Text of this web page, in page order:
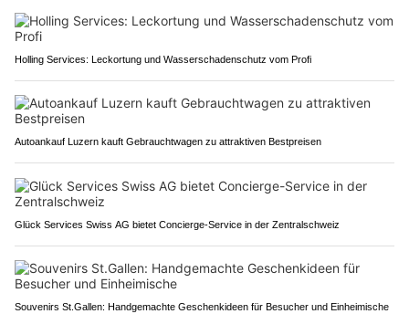
Holling Services: Leckortung und Wasserschadenschutz vom Profi
Autoankauf Luzern kauft Gebrauchtwagen zu attraktiven Bestpreisen
Glück Services Swiss AG bietet Concierge-Service in der Zentralschweiz
Souvenirs St.Gallen: Handgemachte Geschenkideen für Besucher und Einheimische